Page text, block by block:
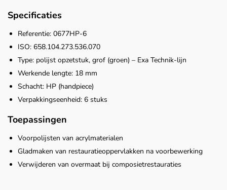
Specificaties
Referentie: 0677HP-6
ISO: 658.104.273.536.070
Type: polijst opzetstuk, grof (groen) – Exa Technik-lijn
Werkende lengte: 18 mm
Schacht: HP (handpiece)
Verpakkingseenheid: 6 stuks
Toepassingen
Voorpolijsten van acrylmaterialen
Gladmaken van restauratieoppervlakken na voorbewerking
Verwijderen van overmaat bij composietrestauraties